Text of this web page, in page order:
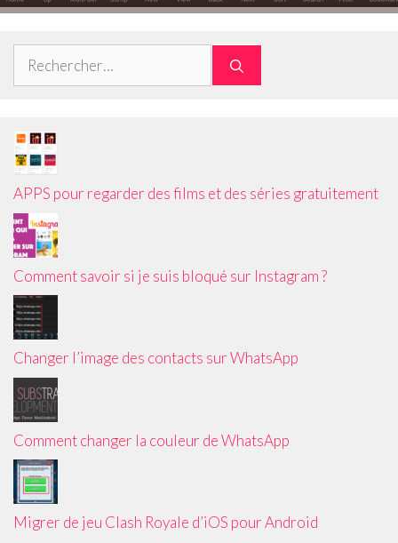
Rechercher :
APPS pour regarder des films et des séries gratuitement
Comment savoir si je suis bloqué sur Instagram ?
Changer l’image des contacts sur WhatsApp
Comment changer la couleur de WhatsApp
Migrer de jeu Clash Royale d’iOS pour Android